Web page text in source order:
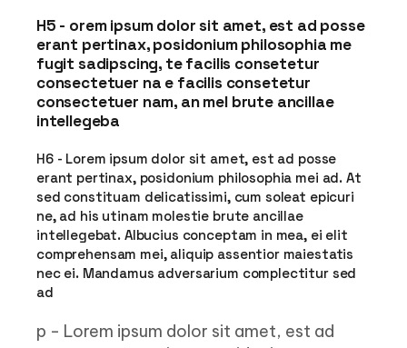
H5 - orem ipsum dolor sit amet, est ad posse
erant pertinax, posidonium philosophia me
fugit sadipscing, te facilis consetetur
consectetuer na e facilis consetetur
consectetuer nam, an mel brute ancillae
intellegeba
H6 - Lorem ipsum dolor sit amet, est ad posse
erant pertinax, posidonium philosophia mei ad. At
sed constituam delicatissimi, cum soleat epicuri
ne, ad his utinam molestie brute ancillae
intellegebat. Albucius conceptam in mea, ei elit
comprehensam mei, aliquip assentior maiestatis
nec ei. Mandamus adversarium complectitur sed
ad
p - Lorem ipsum dolor sit amet, est ad